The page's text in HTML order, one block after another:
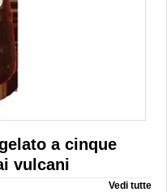
a cinque
vulcani
Vedi tutte